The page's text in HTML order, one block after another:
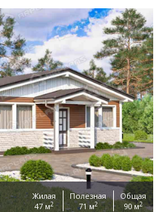
Жилая
47 м2
Полезная
71 м2
Общая
90 м2